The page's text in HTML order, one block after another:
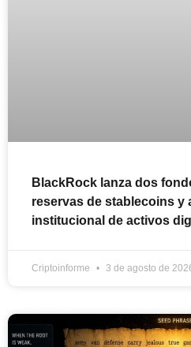
BlackRock lanza dos
reservas de stablecoins y
institucional de activos
Criptoinforme 3 de agosto de